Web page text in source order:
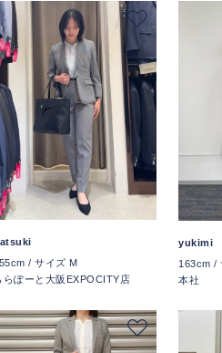
/ サイズ M
らぽーと大阪EXPOCITY店
yukimi
163cm /
本社